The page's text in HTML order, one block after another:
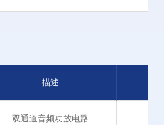
描述
双通道音频功放电路